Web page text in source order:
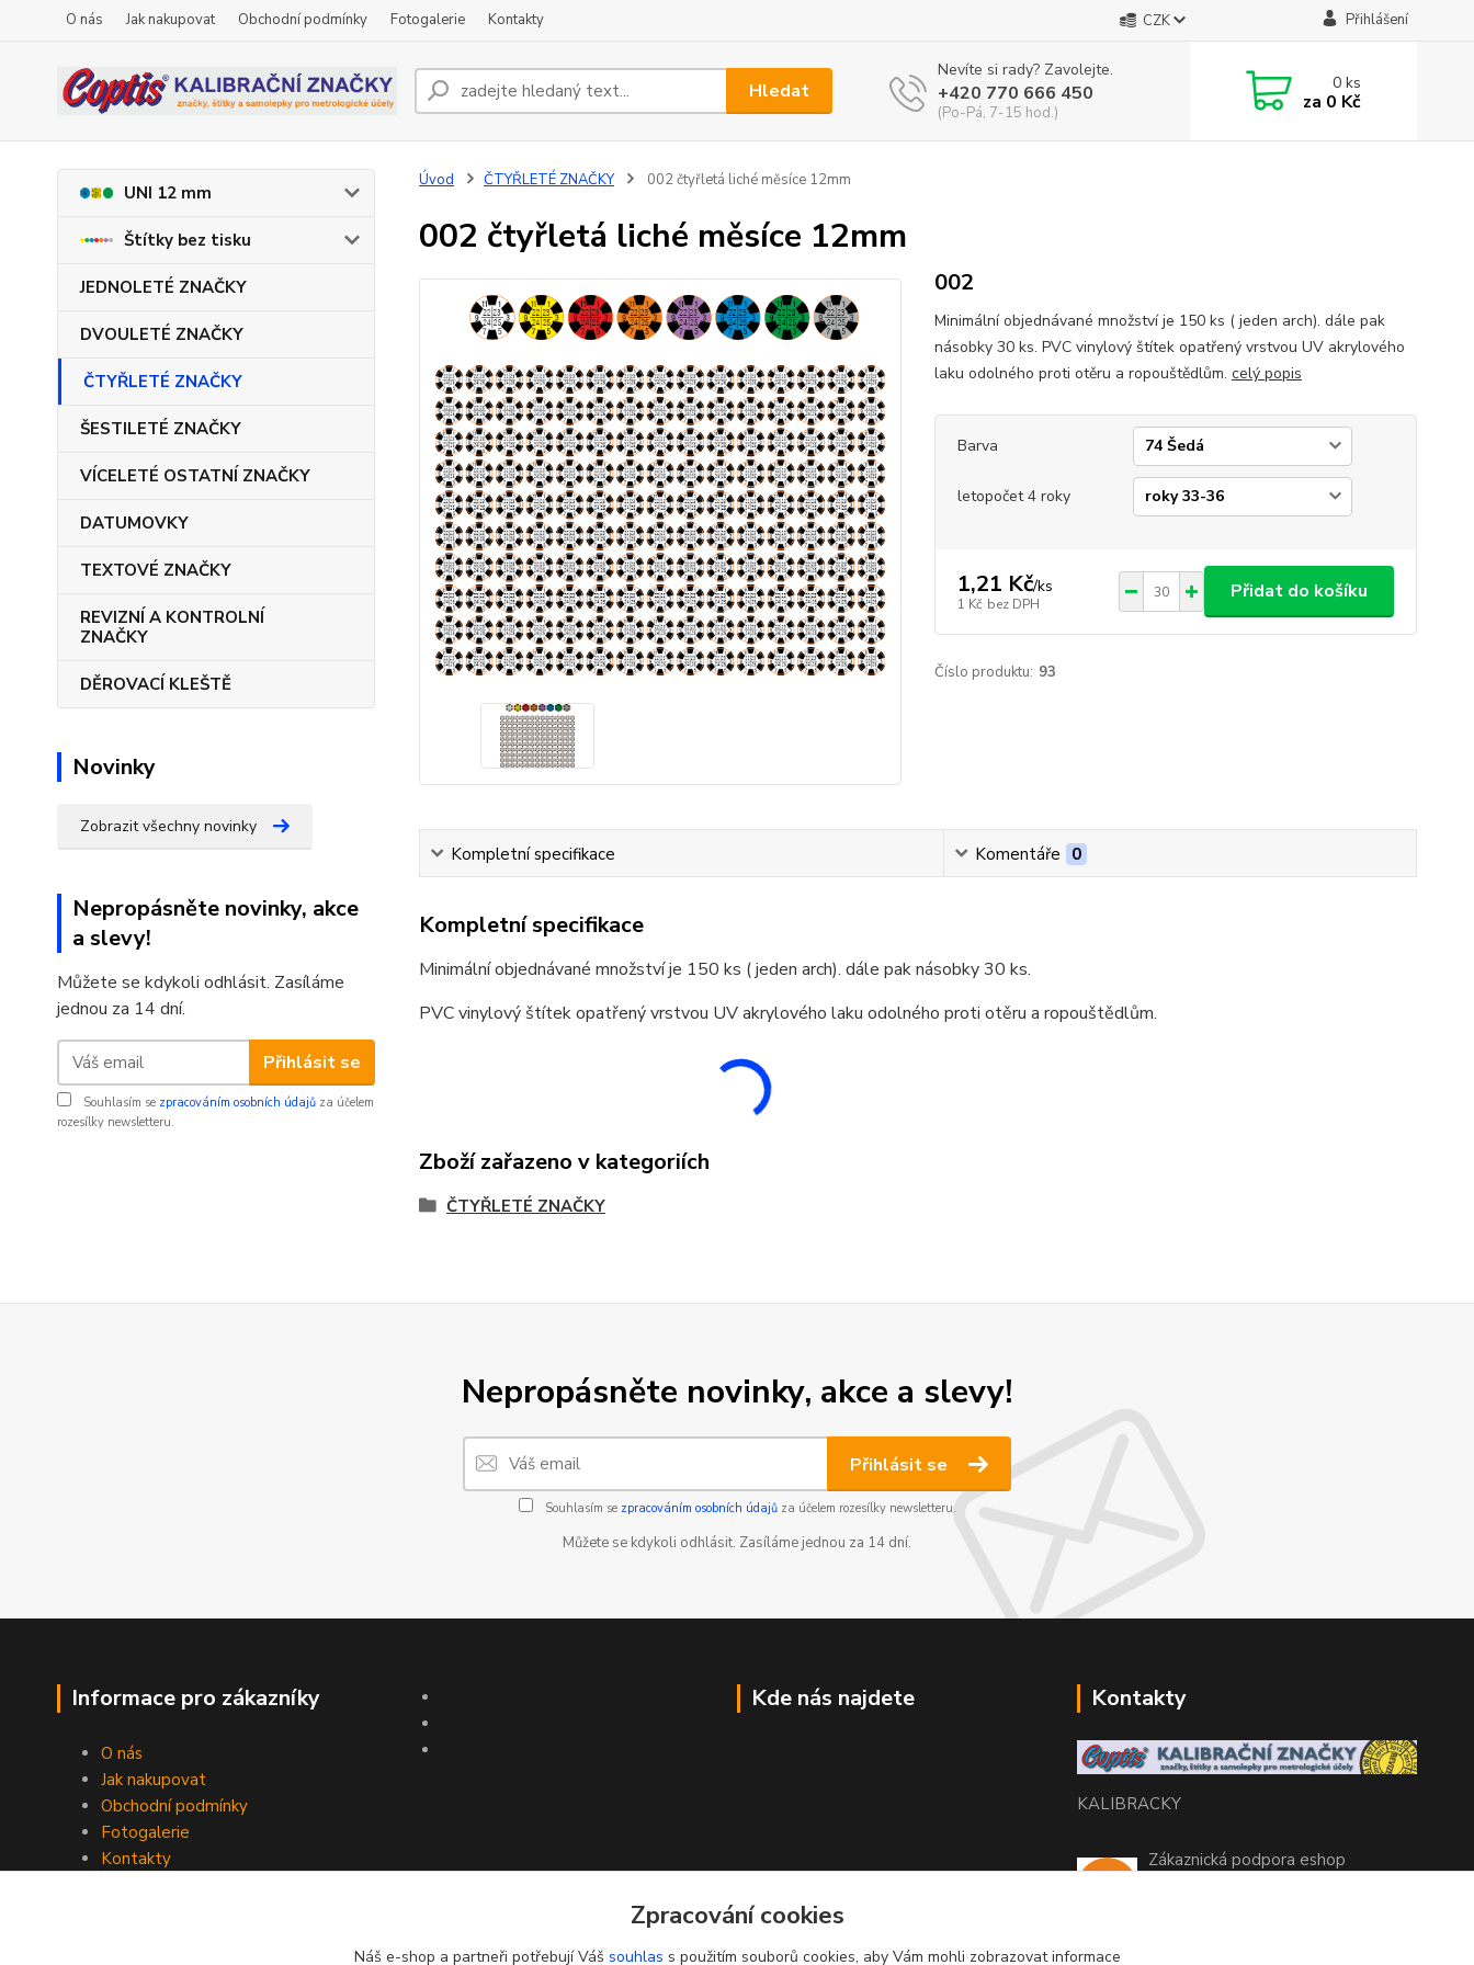
O nás Jak nakupovat Obchodní podmínky Fotogalerie Kontakty CZK Přihlášení
Hledat
Nevíte si rady? Zavolejte.
+420 770 666 450
(Po-Pá, 7-15 hod.)
0ks
za 0 Kč
UNI 12 mm
Štítky bez tisku
JEDNOLETÉ ZNAČKY
DVOULETÉ ZNAČKY
ČTYŘLETÉ ZNAČKY
ŠESTILETÉ ZNAČKY
VÍCELETÉ OSTATNÍ ZNAČKY
DATUMOVKY
TEXTOVÉ ZNAČKY
REVIZNÍ A KONTROLNÍ
ZNAČKY
DĚROVACÍ KLEŠTĚ
Novinky
Zobrazit všechny novinky
Nepropásněte novinky, akce
a slevy!
Můžete se kdykoli odhlásit. Zasíláme
jednou za 14 dní.
Přihlásit se
Souhlasím se zpracováním osobních údajů za účelem
rozesílky newsletteru.
Úvod ČTYŘLETÉ ZNAČKY 002 čtyřletá liché měsíce 12mm
002 čtyřletá liché měsíce 12mm
002
Minimální objednávané množství je 150 ks ( jeden arch). dále pak
násobky 30 ks. PVC vinylový štítek opatřený vrstvou UV akrylového
laku odolného proti otěru a ropouštědlům. celý popis
Barva
letopočet 4 roky
1,21 Kč/ks
1 Kč bez DPH
Přidat do košíku
Číslo produktu: 93
Kompletní specifikace Komentáře 0
Kompletní specifikace
Minimální objednávané množství je 150 ks ( jeden arch). dále pak násobky 30 ks.
PVC vinylový štítek opatřený vrstvou UV akrylového laku odolného proti otěru a ropouštědlům.
Zboží zařazeno v kategoriích
ČTYŘLETÉ ZNAČKY
Nepropásněte novinky, akce a slevy!
Přihlásit se
Souhlasím se zpracováním osobních údajůza účelem rozesílky newsletteru.
Můžete se kdykoli odhlásit. Zasíláme jednou za 14 dní.
Informace pro zákazníky
O nás
Jak nakupovat
Obchodní podmínky
Fotogalerie
Kontakty
Kde nás najdete Kontakty
KALIBRACKY
Zákaznická podpora eshop
coptis@coptis.cz
Zpracování cookies
Náš e-shop a partneři potřebují Váš souhlas s použitím souborů cookies, aby Vám mohli zobrazovat informace